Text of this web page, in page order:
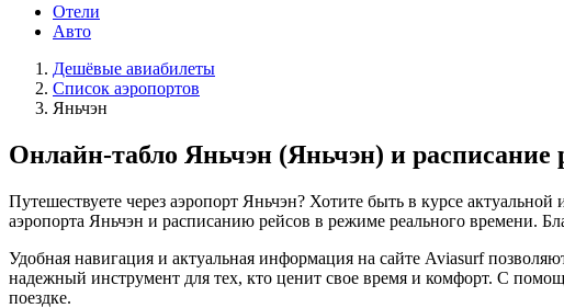
Отели
Авто
Дешёвые авиабилеты
Список аэропортов
Яньчэн
Онлайн-табло Яньчэн (Яньчэн) и расписание
Путешествуете через аэропорт Яньчэн? Хотите быть в курсе
аэропорта Яньчэн и расписанию рейсов в режиме реального времени.
Удобная навигация и актуальная информация на сайте Aviasurf
надежный инструмент для тех, кто ценит свое время и комфорт. С
поездке.